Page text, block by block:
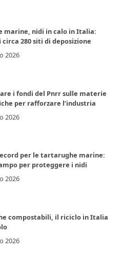
marine, nidi in calo in Italia:
280 siti di deposizione
2026
i fondi del Pnrr sulle materie
per rafforzare l’industria
2026
per le tartarughe marine:
per proteggere i nidi
2026
compostabili, il riciclo in Italia
2026